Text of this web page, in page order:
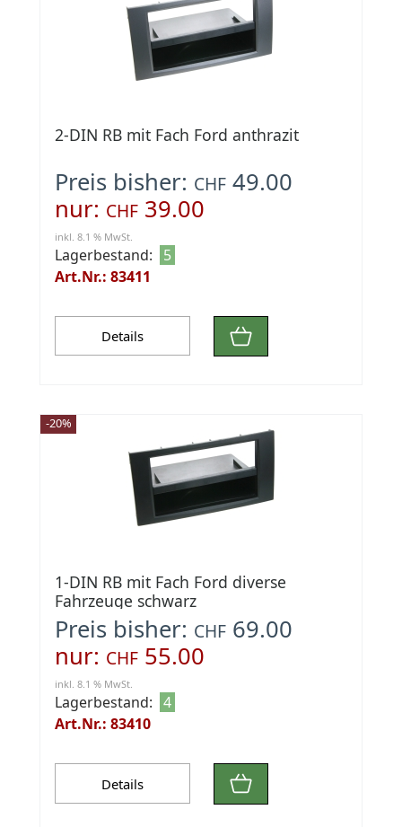
2-DIN RB mit Fach Ford anthrazit
Preis bisher: CHF 49.00
nur: CHF 39.00
inkl. 8.1 % MwSt.
Lagerbestand:
5
Art.Nr.: 83411
Details
-20%
1-DIN RB mit Fach Ford diverse
Fahrzeuge schwarz
Preis bisher: CHF 69.00
nur: CHF 55.00
inkl. 8.1 % MwSt.
Lagerbestand: 4
Art.Nr.: 83410
Details